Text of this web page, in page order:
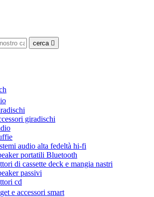
cerca 
giradischi
audio alta fedeltà hi-fi
portatili Bluetooth
di cassette deck e mangia nastri
passivi
cd
e accessori smart